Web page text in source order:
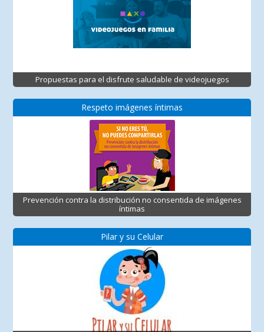
Propuestas para el disfrute saludable de videojuegos
Respeto imágenes íntimas
Prevención contra la distribución no consentida de imágenes
íntimas
Pilar y su Celular